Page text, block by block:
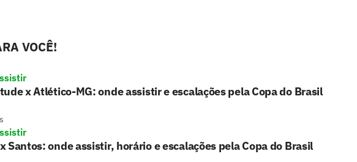
VOCÊ!
x Atlético-MG: onde assistir e escalações pela Copa do Brasil
Santos: onde assistir, horário e escalações pela Copa do Brasil